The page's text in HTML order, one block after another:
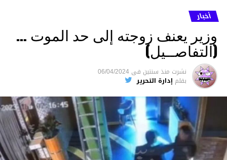
أخبار
وزير يعنف زوجته إلى حد الموت …
(التفاصــيل)
نشرت منذ سنتين فى 06/04/2024
بقلم إدارة التحرير